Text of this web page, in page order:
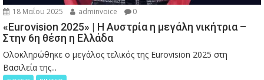
18 Μαΐου 2025 adminvoice 0
«Eurovision 2025» | Η Αυστρία η μεγάλη νικήτρια –
Στην 6η θέση η Ελλάδα
Ολοκληρώθηκε ο μεγάλος τελικός της Eurovision 2025 στη
Βασιλεία της...